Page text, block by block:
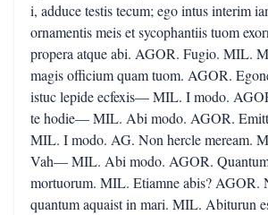
i, adduce testis tecum; ego intus interim
ornamentis meis et sycophantiis tuom
propera atque abi. AGOR. Fugio. MIL.
magis officium quam tuom. AGOR.
istuc lepide ecfexis— MIL. I modo.
te hodie— MIL. Abi modo. AGOR.
MIL. I modo. AG. Non hercle meream.
Vah— MIL. Abi modo. AGOR.
mortuorum. MIL. Etiamne abis? AGOR.
quantum aquaist in mari. MIL. Abiturun